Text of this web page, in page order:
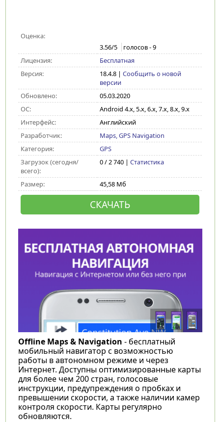
Оценка:
3.56/5 голосов -9
Лицензия:
Бесплатная
Версия:
18.4.8| Сообщить о новой
версии
Обновлено:
05.03.2020
ОС:
Android 4.x, 5.x, 6.x, 7.x, 8.x, 9.x
Интерфейс:
Английский
Разработчик:
Maps, GPS Navigation
Категория:
GPS
Загрузок (сегодня/
всего):
0 / 2 740 | Статистика
Размер: 45,58 Мб
СКАЧАТЬ
Offline Maps & Navigation - бесплатный
мобильный навигатор с возможностью
работы в автономном режиме и через
Интернет. Доступны оптимизированные карты
для более чем 200 стран, голосовые
инструкции, предупреждения о пробках и
превышении скорости, а также наличии камер
контроля скорости. Карты регулярно
обновляются.